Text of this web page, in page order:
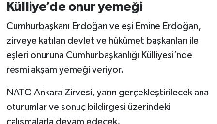
Külliye’de onur yemeği
Cumhurbaşkanı Erdoğan ve eşi Emine Erdoğan,
zirveye katılan devlet ve hükümet başkanları ile
eşleri onuruna Cumhurbaşkanlığı Külliyesi’nde
resmi akşam yemeği veriyor.
NATO Ankara Zirvesi, yarın gerçekleştirilecek ana
oturumlar ve sonuç bildirgesi üzerindeki
çalışmalarla devam edecek.